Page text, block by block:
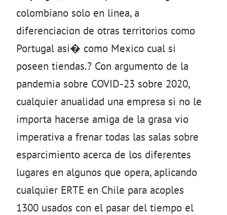
colombiano solo en linea, a
diferenciacion de otras territorios como
Portugal asi� como Mexico cual si
poseen tiendas.? Con argumento de la
pandemia sobre COVID-23 sobre 2020,
cualquier anualidad una empresa si no le
importa hacerse amiga de la grasa vio
imperativa a frenar todas las salas sobre
esparcimiento acerca de los diferentes
lugares en algunos que opera, aplicando
cualquier ERTE en Chile para acoples
1300 usados con el pasar del tiempo el